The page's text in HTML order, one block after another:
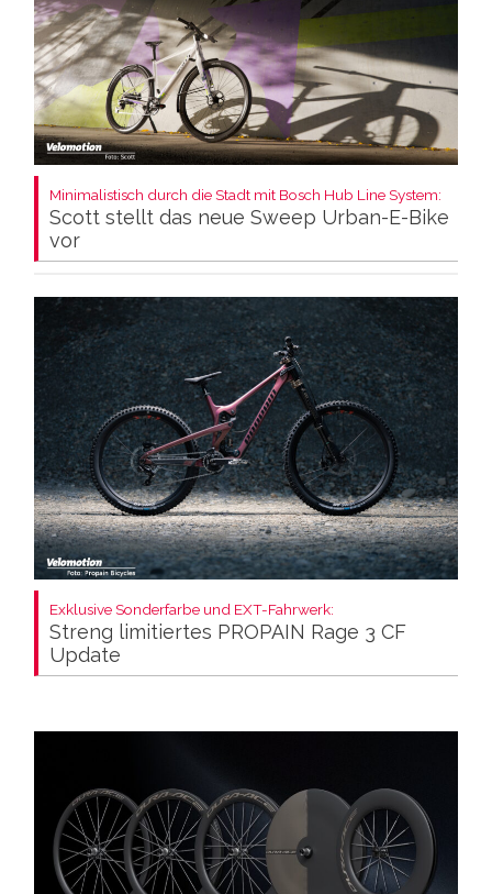
Minimalistisch durch die Stadt mit Bosch Hub Line System:
Scott stellt das neue Sweep Urban-E-Bike
vor
Exklusive Sonderfarbe und EXT-Fahrwerk:
Streng limitiertes PROPAIN Rage 3 CF
Update